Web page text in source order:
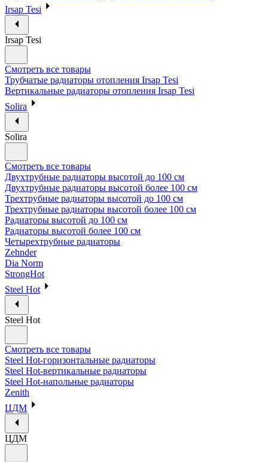
Irsap Tesi
Irsap Tesi
Смотреть все товары
Трубчатые радиаторы отопления Irsap Tesi
Вертикальные радиаторы отопления Irsap Tesi
Solira
Solira
Смотреть все товары
Двухтрубные радиаторы высотой до 100 см
Двухтрубные радиаторы высотой более 100 см
Трехтрубные радиаторы высотой до 100 см
Трехтрубные радиаторы высотой более 100 см
Радиаторы высотой до 100 см
Радиаторы высотой более 100 см
Четырехтрубные радиаторы
Zehnder
Dia Norm
StrongHot
Steel Hot
Steel Hot
Смотреть все товары
Steel Hot-горизонтальные радиаторы
Steel Hot-вертикальные радиаторы
Steel Hot-напольные радиаторы
Zenith
ЦДМ
ЦДМ